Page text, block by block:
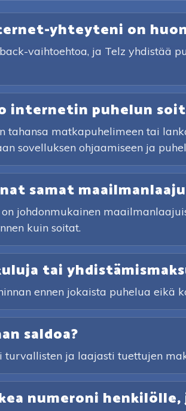
yhteyteni on
vaihtoehtoa, ja Telz yhdistää
internetin puhelun
tahansa matkapuhelimeen tai
sovelluksen ohjaamiseen ja
samat
johdonmukainen
kuin soitat.
tai
ennen jokaista puhelua eikä
saldoa?
turvallisten ja laajasti tuettujen
numeroni